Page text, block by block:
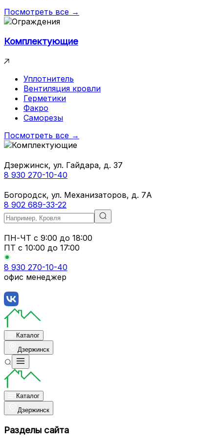
Посмотреть все →
Комплектующие
Уплотнитель
Вентиляция кровли
Герметики
Факро
Саморезы
Посмотреть все →
Дзержинск, ул. Гайдара, д. 37
8 930 270-10-40
Богородск, ул. Механизаторов, д. 7А
8 902 689-33-22
ПН-ЧТ с 9:00 до 18:00
ПТ с 10:00 до 17:00
8 930 270-10-40
офис менеджер
Каталог
Дзержинск
Каталог
Дзержинск
Разделы сайта